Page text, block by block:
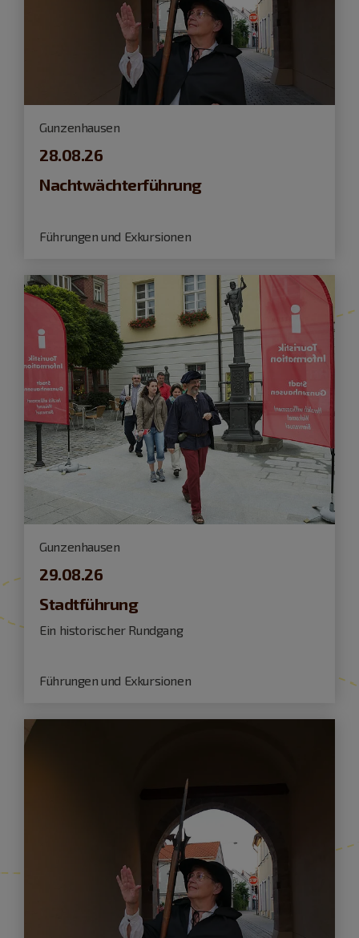
Gunzenhausen
28.08.26
Nachtwächterführung
Führungen und Exkursionen
Gunzenhausen
29.08.26
Stadtführung
Ein historischer Rundgang
Führungen und Exkursionen